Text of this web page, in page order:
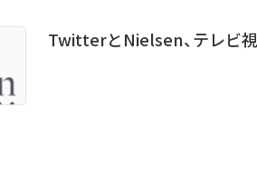
TwitterとNielsen、テレビ